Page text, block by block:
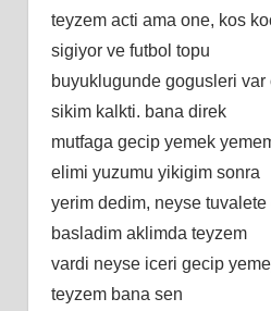
teyzem acti ama one, kos
sigiyor ve futbol topu
buyuklugunde gogusleri var
sikim kalkti. bana direk
mutfaga gecip yemek
elimi yuzumu yikigim sonra
yerim dedim, neyse
basladim aklimda teyzem
vardi neyse iceri gecip
teyzem bana sen